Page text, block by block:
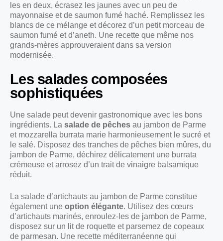
les en deux, écrasez les jaunes avec un peu de
mayonnaise et de saumon fumé haché. Remplissez les
blancs de ce mélange et décorez d’un petit morceau de
saumon fumé et d’aneth. Une recette que même nos
grands-mères approuveraient dans sa version
modernisée.
Les salades composées
sophistiquées
Une salade peut devenir gastronomique avec les bons
ingrédients. La salade de pêches au jambon de Parme
et mozzarella burrata marie harmonieusement le sucré et
le salé. Disposez des tranches de pêches bien mûres, du
jambon de Parme, déchirez délicatement une burrata
crémeuse et arrosez d’un trait de vinaigre balsamique
réduit.
La salade d’artichauts au jambon de Parme constitue
également une option élégante. Utilisez des cœurs
d’artichauts marinés, enroulez-les de jambon de Parme,
disposez sur un lit de roquette et parsemez de copeaux
de parmesan. Une recette méditerranéenne qui